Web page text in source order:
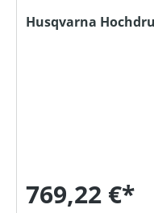
Husqvarna
769,22 €*